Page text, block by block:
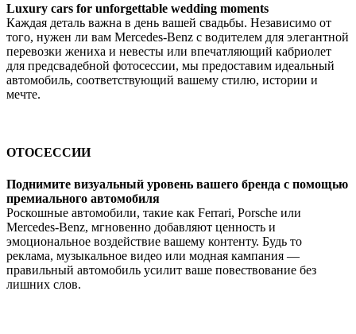
Luxury cars for unforgettable wedding moments
Каждая деталь важна в день вашей свадьбы. Независимо от
того, нужен ли вам Mercedes-Benz с водителем для элегантной
перевозки жениха и невесты или впечатляющий кабриолет
для предсвадебной фотосессии, мы предоставим идеальный
автомобиль, соответствующий вашему стилю, истории и
мечте.
ОТОСЕССИИ
Поднимите визуальный уровень вашего бренда с помощью
премиального автомобиля
Роскошные автомобили, такие как Ferrari, Porsche или
Mercedes-Benz, мгновенно добавляют ценность и
эмоциональное воздействие вашему контенту. Будь то
реклама, музыкальное видео или модная кампания —
правильный автомобиль усилит ваше повествование без
лишних слов.